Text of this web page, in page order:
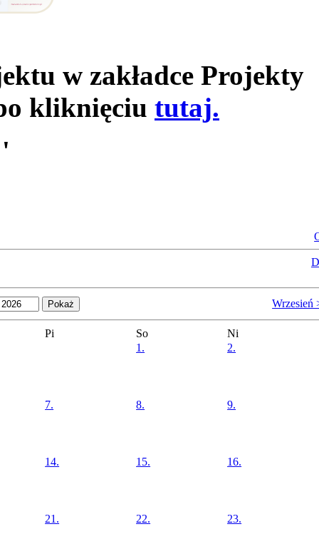
w zakładce Projekty
kliknięciu tutaj.
'
Wrzesień
Pi So
Ni
1.
2.
7. 8. 9.
14. 15. 16.
21. 22. 23.